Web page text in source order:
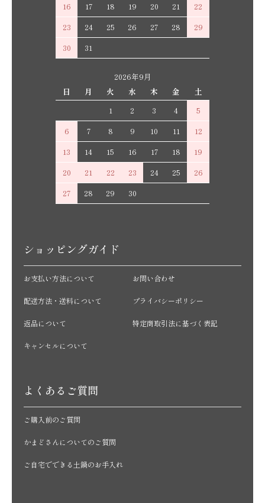
16
17 18 19 20 21
22
23
24 25 26 27 28
29
30
31
2026年9月
日
月 火 水 木 金
土
1
2 3 4
5
6
7 8 9 10 11
12
13
14 15 16 17 18
19
20
21 22 23 24 25
26
27
28 29 30
ショッピングガイド
お支払い方法について
配送方法・送料について
返品について
キャンセルについて
お問い合わせ
プライバシーポリシー
特定商取引法に基づく表記
よくあるご質問
ご購入前のご質問
かまどさんについてのご質問
ご自宅でできる土鍋のお手入れ